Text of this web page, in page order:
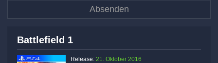
Battlefield 1
Release: 21. Oktober 2016